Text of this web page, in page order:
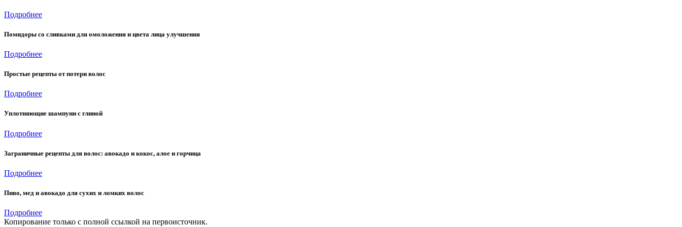
Подробнее
Помидоры со сливками для омоложения и цвета лица улучшения
Подробнее
Простые рецепты от потери волос
Подробнее
Уплотняющие шампуни с глиной
Подробнее
Заграничные рецепты для волос: авокадо и кокос, алое и горчица
Подробнее
Пиво, мед и авокадо для сухих и ломких волос
Подробнее
Копирование только с полной ссылкой на первоисточник.